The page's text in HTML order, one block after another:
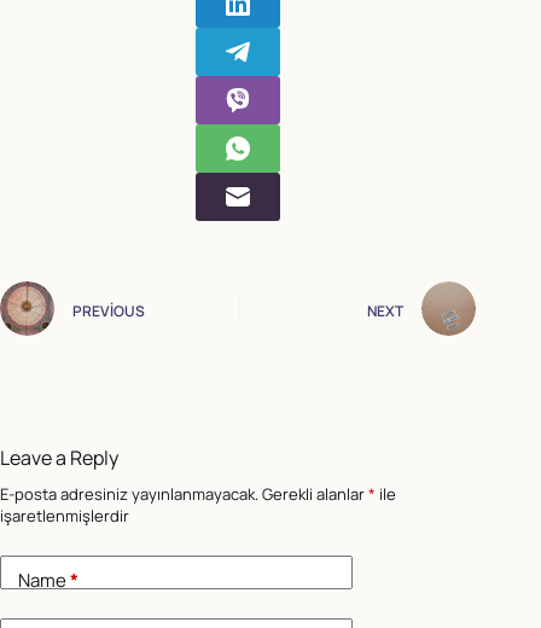
PREVIOUS NEXT
Leave a Reply
E-posta adresiniz yayınlanmayacak.Gerekli alanlar* ile
işaretlenmişlerdir
Name*